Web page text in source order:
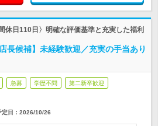
休日110日〉明確な評価基準と充実した福利
長候補】未経験歓迎／充実の手当あり
急募 学歴不問 第二新卒歓迎
日： 2026/10/26